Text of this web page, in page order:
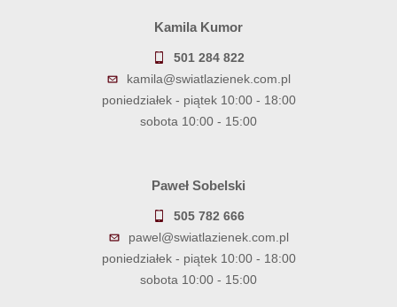
Kamila Kumor
501 284 822
kamila@swiatlazienek.com.pl
poniedziałek - piątek 10:00 - 18:00
sobota 10:00 - 15:00
Paweł Sobelski
505 782 666
pawel@swiatlazienek.com.pl
poniedziałek - piątek 10:00 - 18:00
sobota 10:00 - 15:00